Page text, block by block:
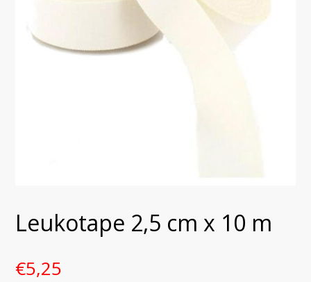
Leukotape 2,5 cm x 10 m
€5,25